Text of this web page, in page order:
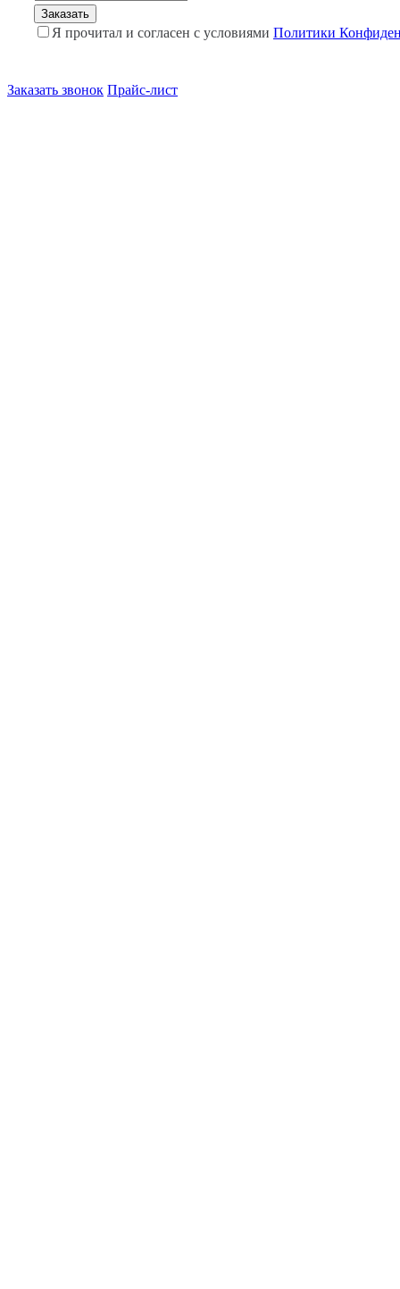
Я прочитал и согласен с условиями Политики
Заказать звонок Прайс-лист